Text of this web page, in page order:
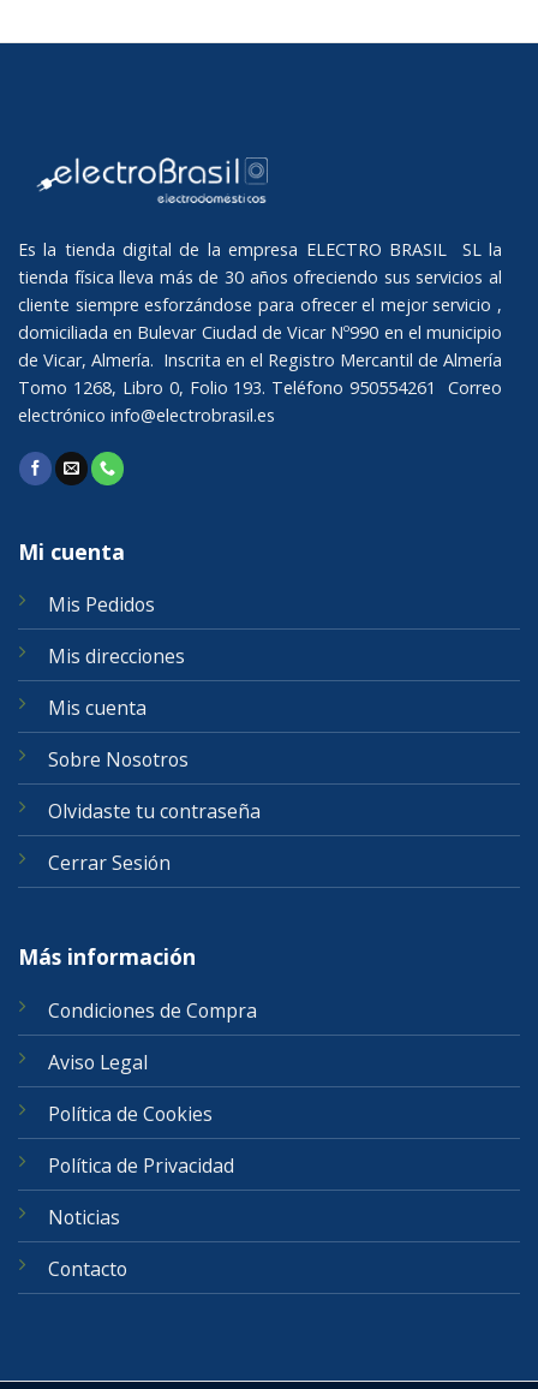
Es la tienda digital de la empresa ELECTRO BRASIL SL la
tienda física lleva más de 30 años ofreciendo sus servicios al
cliente siempre esforzándose para ofrecer el mejor servicio ,
domiciliada en Bulevar Ciudad de Vicar Nº990 en el municipio
de Vicar, Almería. Inscrita en el Registro Mercantil de Almería
Tomo 1268, Libro 0, Folio 193. Teléfono 950554261 Correo
electrónico info@electrobrasil.es
Mi cuenta
Mis Pedidos
Mis direcciones
Mis cuenta
Sobre Nosotros
Olvidaste tu contraseña
Cerrar Sesión
Más información
Condiciones de Compra
Aviso Legal
Política de Cookies
Política de Privacidad
Noticias
Contacto